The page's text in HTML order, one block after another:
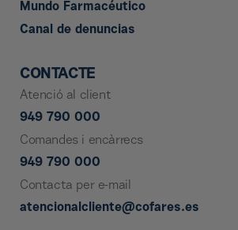
Mundo Farmacéutico
Canal de denuncias
CONTACTE
Atenció al client
949 790 000
Comandes i encàrrecs
949 790 000
Contacta per e-mail
atencionalcliente@cofares.es